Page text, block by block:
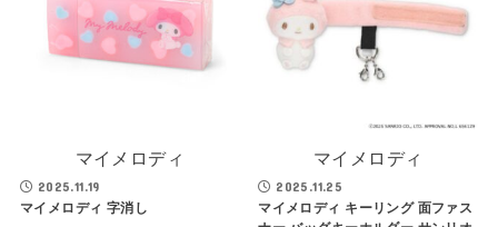
マイメロディ
2025.11.19
マイメロディ 字消し
マイメロディ
2025.11.25
マイメロディ キーリング 面ファス